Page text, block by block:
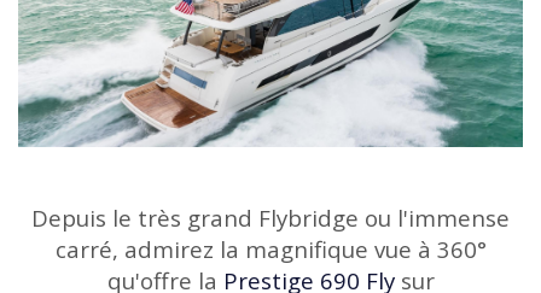
Depuis le très grand Flybridge ou l'immense
carré, admirez la magnifique vue à 360°
qu'offre la Prestige 690 Flysur